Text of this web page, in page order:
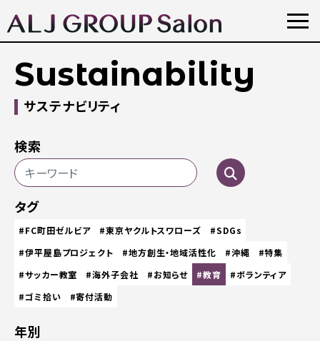
Sustainability
サステナビリティ
検索
タグ
#FC町田ゼルビア #東京ヤクルトスワローズ
#SDGs
#伊平屋島プロジェクト
#地方創生・地域活性化 #沖縄
#特集
#サッカー教室
#海外子会社 #お知らせ #教育
#ボランティア
#ゴミ拾い
#寄付活動
年別